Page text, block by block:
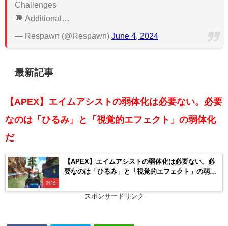
Challenges
💬 Additional…
— Respawn (@Respawn) June 4, 2024
最新記事
【APEX】エイムアシストの弱体化は必要ない。必要
なのは「ひるみ」と「視覚的エフェクト」の弱体化
だ
雑談
【APEX】エイムアシストの弱体化は必要ない。必
要なのは「ひるみ」と「視覚的エフェクト」の弱体
スポンサードリンク